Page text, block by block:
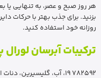
هر روز صبح و عصر، به تنهایی یا
بزنید. برای جذب بهتر با حرکات
روزانه خود استفاده کنید.
ترکیبات آبرسان
782592 19، آب،